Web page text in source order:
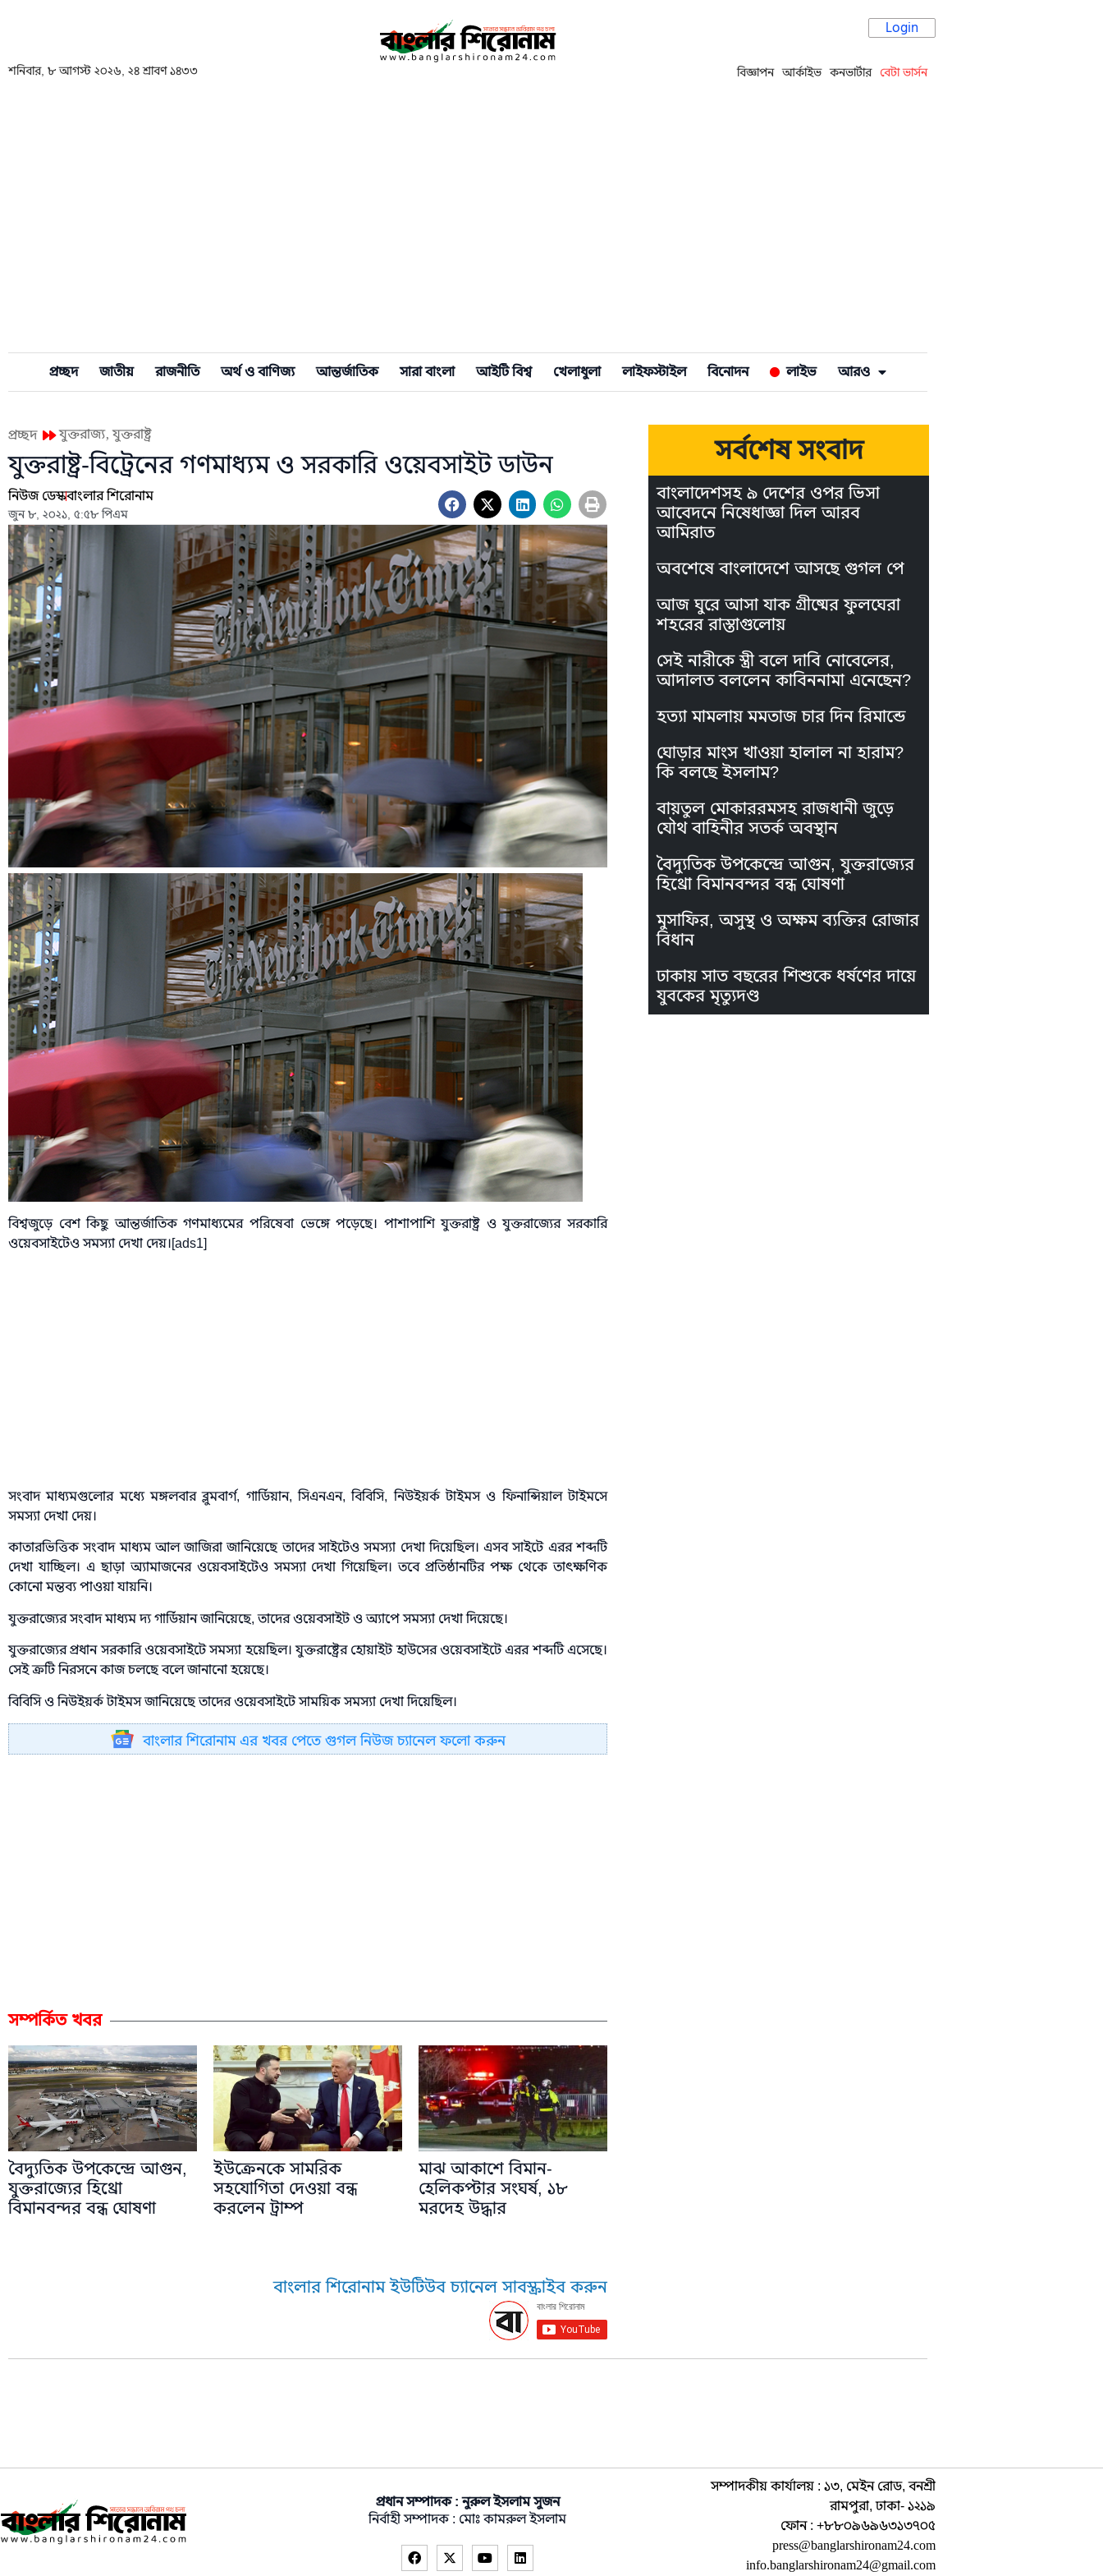
Login
শনিবার, ৮ আগস্ট ২০২৬, ২৪ শ্রাবণ ১৪৩৩ বিজ্ঞাপন আর্কাইভ কনভার্টার বেটা ভার্সন
প্রচ্ছদ জাতীয় রাজনীতি অর্থ ও বাণিজ্য আন্তর্জাতিক সারা বাংলা আইটি বিশ্ব খেলাধুলা লাইফস্টাইল বিনোদন লাইভ আরও
প্রচ্ছদ যুক্তরাজ্য,যুক্তরাষ্ট্র
যুক্তরাষ্ট্র-বিট্রেনের গণমাধ্যম ও সরকারি ওয়েবসাইট ডাউন
নিউজ ডেস্কবাংলার শিরোনাম
জুন ৮, ২০২১, ৫:৫৮ পিএম
বিশ্বজুড়ে বেশ কিছু আন্তর্জাতিক গণমাধ্যমের পরিষেবা ভেঙ্গে পড়েছে। পাশাপাশি যুক্তরাষ্ট্র ও যুক্তরাজ্যের সরকারি
ওয়েবসাইটেও সমস্যা দেখা দেয়।[ads1]
সংবাদ মাধ্যমগুলোর মধ্যে মঙ্গলবার ব্লুমবার্গ, গার্ডিয়ান, সিএনএন, বিবিসি, নিউইয়র্ক টাইমস ও ফিনান্সিয়াল টাইমসে
সমস্যা দেখা দেয়।
কাতারভিত্তিক সংবাদ মাধ্যম আল জাজিরা জানিয়েছে তাদের সাইটেও সমস্যা দেখা দিয়েছিল। এসব সাইটে এরর শব্দটি
দেখা যাচ্ছিল। এ ছাড়া অ্যামাজনের ওয়েবসাইটেও সমস্যা দেখা গিয়েছিল। তবে প্রতিষ্ঠানটির পক্ষ থেকে তাৎক্ষণিক
কোনো মন্তব্য পাওয়া যায়নি।
যুক্তরাজ্যের সংবাদ মাধ্যম দ্য গার্ডিয়ান জানিয়েছে, তাদের ওয়েবসাইট ও অ্যাপে সমস্যা দেখা দিয়েছে।
যুক্তরাজ্যের প্রধান সরকারি ওয়েবসাইটে সমস্যা হয়েছিল। যুক্তরাষ্ট্রের হোয়াইট হাউসের ওয়েবসাইটে এরর শব্দটি এসেছে।
সেই ক্রটি নিরসনে কাজ চলছে বলে জানানো হয়েছে।
বিবিসি ও নিউইয়র্ক টাইমস জানিয়েছে তাদের ওয়েবসাইটে সাময়িক সমস্যা দেখা দিয়েছিল।
বাংলার শিরোনাম এর খবর পেতে গুগল নিউজ চ্যানেল ফলো করুন
সম্পর্কিত খবর
বৈদ্যুতিক উপকেন্দ্রে আগুন,
যুক্তরাজ্যের হিথ্রো
বিমানবন্দর বন্ধ ঘোষণা
ইউক্রেনকে সামরিক
সহযোগিতা দেওয়া বন্ধ
করলেন ট্রাম্প
মাঝ আকাশে বিমান-
হেলিকপ্টার সংঘর্ষ, ১৮
মরদেহ উদ্ধার
বাংলার শিরোনাম ইউটিউব চ্যানেল সাবস্ক্রাইব করুন
সর্বশেষ সংবাদ
বাংলাদেশসহ ৯ দেশের ওপর ভিসা
আবেদনে নিষেধাজ্ঞা দিল আরব
আমিরাত
অবশেষে বাংলাদেশে আসছে গুগল পে
আজ ঘুরে আসা যাক গ্রীষ্মের ফুলঘেরা
শহরের রাস্তাগুলোয়
সেই নারীকে স্ত্রী বলে দাবি নোবেলের,
আদালত বললেন কাবিননামা এনেছেন?
হত্যা মামলায় মমতাজ চার দিন রিমান্ডে
ঘোড়ার মাংস খাওয়া হালাল না হারাম?
কি বলছে ইসলাম?
বায়তুল মোকাররমসহ রাজধানী জুড়ে
যৌথ বাহিনীর সতর্ক অবস্থান
বৈদ্যুতিক উপকেন্দ্রে আগুন, যুক্তরাজ্যের
হিথ্রো বিমানবন্দর বন্ধ ঘোষণা
মুসাফির, অসুস্থ ও অক্ষম ব্যক্তির রোজার
বিধান
ঢাকায় সাত বছরের শিশুকে ধর্ষণের দায়ে
যুবকের মৃত্যুদণ্ড
প্রধান সম্পাদক : নুরুল ইসলাম সুজন
নির্বাহী সম্পাদক : মোঃ কামরুল ইসলাম
সম্পাদকীয় কার্যালয় : ১৩, মেইন রোড, বনশ্রী
রামপুরা, ঢাকা- ১২১৯
ফোন : +৮৮০৯৬৯৬৩১৩৭০৫
press@banglarshironam24.com
info.banglarshironam24@gmail.com